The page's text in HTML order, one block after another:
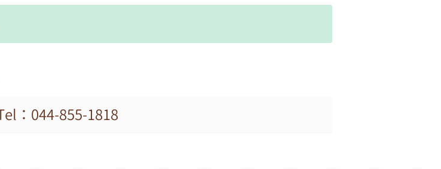
人情報を適正に取り扱っていると認められる委託先を選定し、秘
施します。
保護活動の実施および運用に関する責任を負います。
画、実施、監査および見直しを、学園全体で継続的に検討し実
：044-855-1818